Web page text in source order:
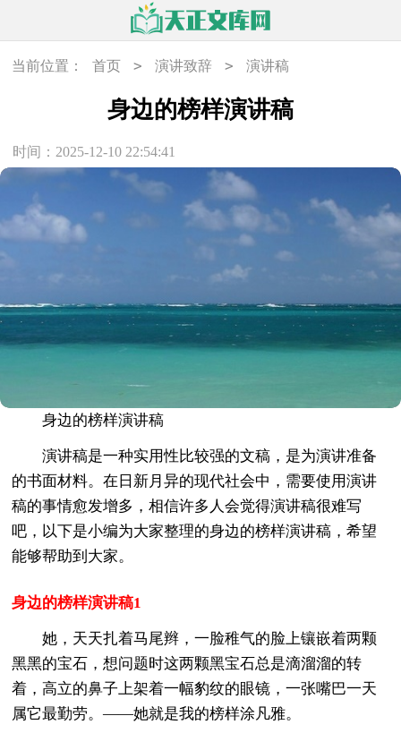
当前位置： 首页 > 演讲致辞 > 演讲稿
身边的榜样演讲稿
时间：2025-12-10 22:54:41
身边的榜样演讲稿
演讲稿是一种实用性比较强的文稿，是为演讲准备
的书面材料。在日新月异的现代社会中，需要使用演讲
稿的事情愈发增多，相信许多人会觉得演讲稿很难写
吧，以下是小编为大家整理的身边的榜样演讲稿，希望
能够帮助到大家。
身边的榜样演讲稿1
她，天天扎着马尾辫，一脸稚气的脸上镶嵌着两颗
黑黑的宝石，想问题时这两颗黑宝石总是滴溜溜的转
着，高立的鼻子上架着一幅豹纹的眼镜，一张嘴巴一天
属它最勤劳。——她就是我的榜样涂凡雅。